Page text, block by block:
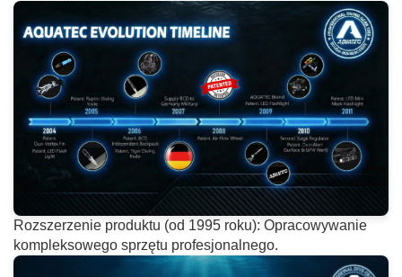
Rozszerzenie produktu (od 1995 roku): Opracowywanie
kompleksowego sprzętu profesjonalnego.